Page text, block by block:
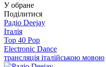
У обране
Поділитися
Радіо Deejay
Італія
Top 40 Pop
Electronic Dance
трансляція італійською мовою